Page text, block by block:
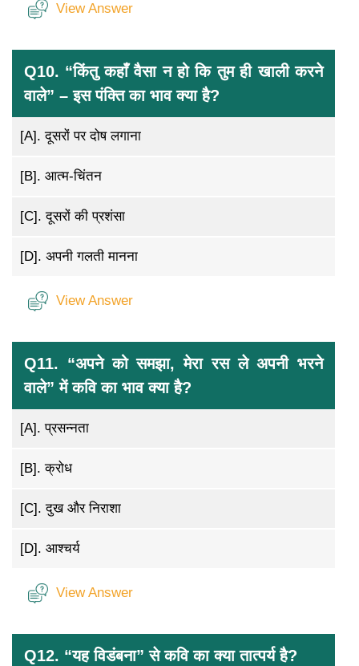
View Answer
Q10. “किंतु कहाँ वैसा न हो कि तुम ही खाली करने
वाले” – इस पंक्ति का भाव क्या है?
[A].दूसरों पर दोष लगाना
[B]. आत्म-चिंतन
[C].दूसरों की प्रशंसा
[D]. अपनी गलती मानना
View Answer
Q11. “अपने को समझा, मेरा रस ले अपनी भरने
वाले” में कवि का भाव क्या है?
[A].प्रसन्नता
[B].क्रोध
[C].दुख और निराशा
[D]. आश्चर्य
View Answer
Q12. “यह विडंबना” से कवि का क्या तात्पर्य है?